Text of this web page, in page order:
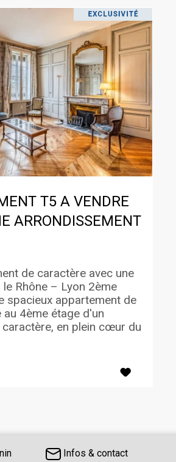
T5 A VENDRE
ARRONDISSEMENT
de caractère avec une
Rhône – Lyon 2ème
spacieux appartement de
4ème étage d'un
caractère, en plein cœur du
Infos & contact